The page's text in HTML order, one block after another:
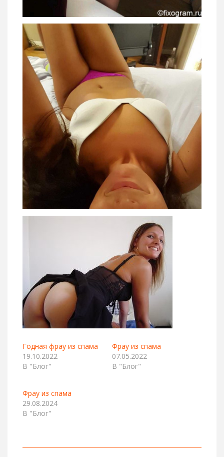
Годная фрау из спама
19.10.2022
В "Блог"
Фрау из спама
07.05.2022
В "Блог"
Фрау из спама
29.08.2024
В "Блог"